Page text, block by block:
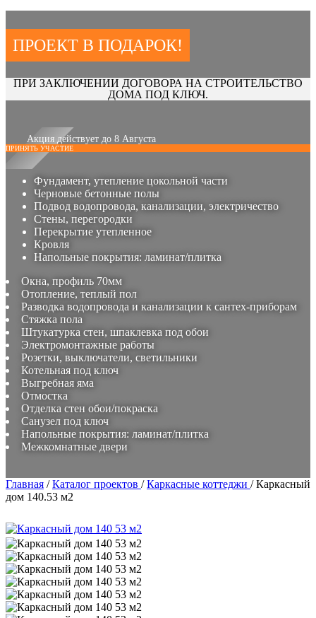
ПРОЕКТ В ПОДАРОК!
ПРИ ЗАКЛЮЧЕНИИ ДОГОВОРА НА СТРОИТЕЛЬСТВО
ДОМА ПОД КЛЮЧ.
Акция действует до 8 Августа
ПРИНЯТЬ УЧАСТИЕ
Фундамент, утепление цокольной части
Черновые бетонные полы
Подвод водопровода, канализации, электричество
Стены, перегородки
Перекрытие утепленное
Кровля
Напольные покрытия: ламинат/плитка
Окна, профиль 70мм
Отопление, теплый пол
Разводка водопровода и канализации к сантех-приборам
Стяжка пола
Штукатурка стен, шпаклевка под обои
Электромонтажные работы
Розетки, выключатели, светильники
Котельная под ключ
Выгребная яма
Отмостка
Отделка стен обои/покраска
Санузел под ключ
Напольные покрытия: ламинат/плитка
Межкомнатные двери
Главная /Каталог проектов /Каркасные коттеджи /Каркасный
дом 140.53 м2